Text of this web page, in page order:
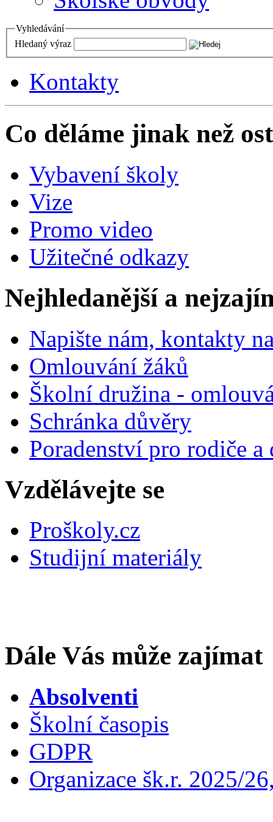
Vyhledávání
Hledaný výraz
Kontakty
Co děláme jinak než
Vybavení školy
Vize
Promo video
Užitečné odkazy
Nejhledanější a
Napište nám, kontakty
Omlouvání žáků
Školní družina -
Schránka důvěry
Poradenství pro rodiče
Vzdělávejte se
Proškoly.cz
Studijní materiály
Dále Vás může zajímat
Absolventi
Školní časopis
GDPR
Organizace šk.r. 2025/